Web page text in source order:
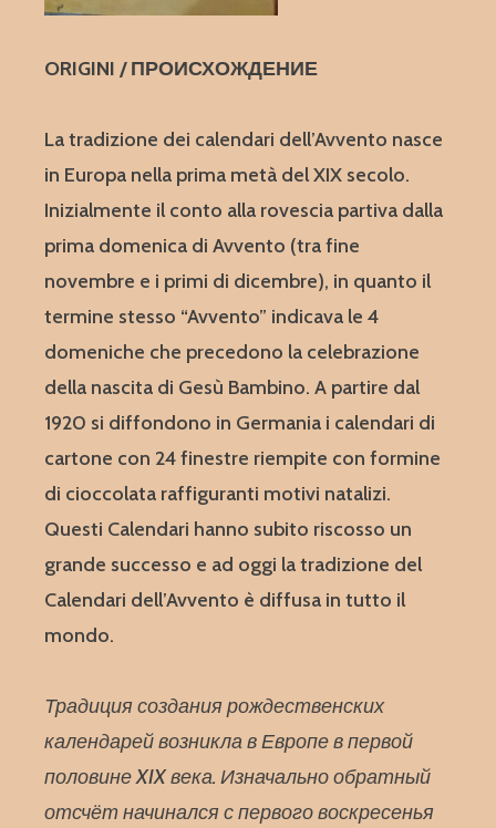
ORIGINI / ПРОИСХОЖДЕНИЕ
La tradizione dei calendari dell’Avvento nasce
in Europa nella prima metà del XIX secolo.
Inizialmente il conto alla rovescia partiva dalla
prima domenica di Avvento (tra fine
novembre e i primi di dicembre), in quanto il
termine stesso “Avvento” indicava le 4
domeniche che precedono la celebrazione
della nascita di Gesù Bambino. A partire dal
1920 si diffondono in Germania i calendari di
cartone con 24 finestre riempite con formine
di cioccolata raffiguranti motivi natalizi.
Questi Calendari hanno subito riscosso un
grande successo e ad oggi la tradizione del
Calendari dell’Avvento è diffusa in tutto il
mondo.
Традиция создания рождественских
календарей возникла в Европе в первой
половине XIX века. Изначально обратный
отсчёт начинался с первого воскресенья